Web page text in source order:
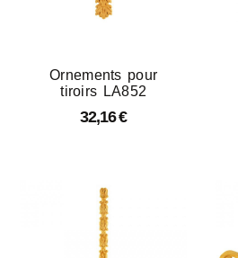
Ornements pour
tiroirs LA852
32,16€